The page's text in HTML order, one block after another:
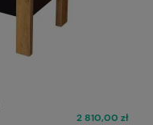
2 810,00 zł